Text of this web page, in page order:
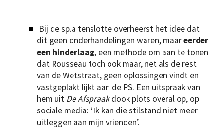
Bij de sp.a tenslotte overheerst het idee dat
dit geen onderhandelingen waren, maareerder
een hinderlaag, een methode om aan te tonen
dat Rousseau toch ook maar, net als de rest
van de Wetstraat, geen oplossingen vindt en
vastgeplakt lijkt aan de PS. Een uitspraak van
hem uit De Afspraakdook plots overal op, op
sociale media: ‘Ik kan die stilstand niet meer
uitleggen aan mijn vrienden’.